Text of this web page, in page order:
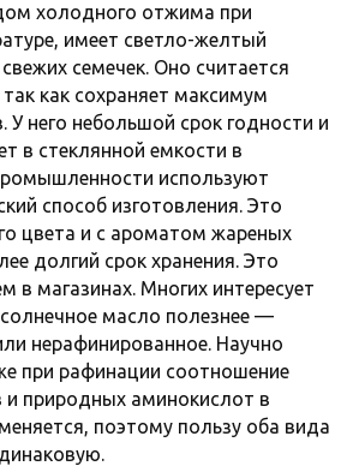
холодного отжима при
имеет светло-желтый
семечек. Оно считается
как сохраняет максимум
У него небольшой срок годности и
в стеклянной емкости в
используют
способ изготовления. Это
цвета и с ароматом жареных
долгий срок хранения. Это
в магазинах. Многих интересует
масло полезнее —
нерафинированное. Научно
при рафинации соотношение
природных аминокислот в
поэтому пользу оба вида